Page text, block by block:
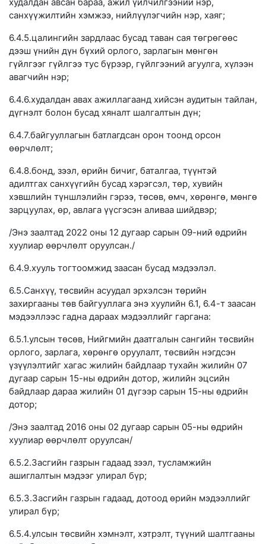
санхүүжилтийн хэмжээ, нийлүүлэгчийн нэр, хаяг;
6.4.5.цалингийн зардлаас бусад таван сая төгрөгөөс
дээш үнийн дүн бүхий орлого, зарлагын мөнгөн
гүйлгээг гүйлгээ тус бүрээр, гүйлгээний агуулга, хүлээн
авагчийн нэр;
6.4.6.худалдан авах ажиллагаанд хийсэн аудитын тайлан,
дүгнэлт болон бусад хяналт шалгалтын дүн;
6.4.7.байгууллагын батлагдсан орон тоонд орсон
өөрчлөлт;
6.4.8.бонд, зээл, өрийн бичиг, баталгаа, түүнтэй
адилтгах санхүүгийн бусад хэрэгсэл, төр, хувийн
хэвшлийн түншлэлийн гэрээ, төсөв, өмч, хөрөнгө, мөнгө
зарцуулах, өр, авлага үүсгэсэн аливаа шийдвэр;
/Энэ заалтад 2022 оны 12 дугаар сарын 09-ний өдрийн
хуулиар өөрчлөлт оруулсан./
6.4.9.хууль тогтоомжид заасан бусад мэдээлэл.
6.5.Санхүү, төсвийн асуудал эрхэлсэн төрийн
захиргааны төв байгууллага энэ хуулийн 6.1, 6.4-т заасан
мэдээллээс гадна дараах мэдээллийг гаргана:
6.5.1.улсын төсөв, Нийгмийн даатгалын сангийн төсвийн
орлого, зарлага, хөрөнгө оруулалт, төсвийн нэгдсэн
үзүүлэлтийг хагас жилийн байдлаар тухайн жилийн 07
дугаар сарын 15-ны өдрийн дотор, жилийн эцсийн
байдлаар дараа жилийн 01 дүгээр сарын 15-ны өдрийн
дотор;
/Энэ заалтад 2016 оны 02 дугаар сарын 05-ны өдрийн
хуулиар өөрчлөлт оруулсан/
6.5.2.Засгийн газрын гадаад зээл, тусламжийн
ашиглалтын мэдээг улирал бүр;
6.5.3.Засгийн газрын гадаад, дотоод өрийн мэдээллийг
улирал бүр;
6.5.4.улсын төсвийн хэмнэлт, хэтрэлт, түүний шалтгааны